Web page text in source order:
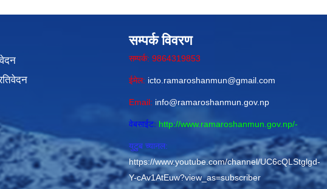
सम्पर्क विवरण
सम्पर्क: 9864319853
ईमेल: icto.ramaroshanmun@gmail.com
Email: info@ramaroshanmun.gov.np
वेबसाईट: http://www.ramaroshanmun.gov.np/-
युटुब च्यानल:
https://www.youtube.com/channel/UC6cQLStglgd-
Y-cAv1AtEuw?view_as=subscriber